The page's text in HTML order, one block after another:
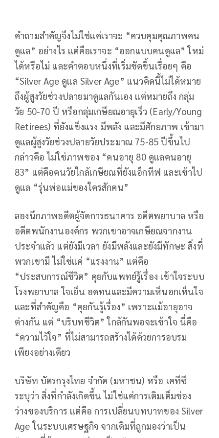
คำถามสำคัญจึงไม่ใช่แค่เราจะ “ควบคุมคุณภาพคน
ดูแล” อย่างไร แต่คือเราจะ “ออกแบบคนดูแล” ใหม่
ได้หรือไม่ และคำตอบหนึ่งที่เริ่มชัดขึ้นเรื่อยๆ คือ
“Silver Age ดูแล Silver Age” แนวคิดนี้ไม่ได้หมาย
ถึงผู้สูงวัยช่วงปลายมาดูแลกันเอง แต่หมายถึง กลุ่ม
วัย 50-70 ปี หรือกลุ่มเกษียณอายุเร็ว (Early/Young
Retirees) ที่ยังแข็งแรง มีพลัง และมีศักยภาพ เข้ามา
ดูแลผู้สูงวัยช่วงปลายวัยประมาณ 75-85 ปีขึ้นไป
กล่าวคือ ไม่ใช่ภาพของ “คนอายุ 80 ดูแลคนอายุ
83” แต่คือคนวัยใกล้เกษียณที่ยังแอ็กทีฟ และเข้าไป
ดูแล “รุ่นพ่อแม่ของใครสักคน”
ลองนึกภาพอดีตผู้จัดการธนาคาร อดีตพยาบาล หรือ
อดีตพนักงานองค์กร พวกเขาอาจเกษียณจากงาน
ประจำแล้ว แต่ยังมีเวลา ยังมีพลังและยังมีทักษะ สิ่งที่
พวกเขามี ไม่ใช่แค่ “แรงงาน” แต่คือ
“ประสบการณ์ชีวิต” คุยกับแพทย์รู้เรื่อง เข้าใจระบบ
โรงพยาบาล ใจเย็น อดทนและมีความเห็นอกเห็นใจ
และที่สำคัญคือ “คุยกันรู้เรื่อง” เพราะแม้อายุอาจ
ต่างกัน แต่ “บริบทชีวิต” ใกล้กันพอจะเข้าใจ นี่คือ
“ความไว้ใจ” ที่ไม่สามารถสร้างได้ด้วยการอบรม
เพียงอย่างเดียว
บริษัท บัตรกรุงไทย จำกัด (มหาชน) หรือ เคทีซี
ระบุว่า สิ่งที่กำลังเกิดขึ้น ไม่ใช่แค่การเติมเต็มช่อง
ว่างของบริการ แต่คือ การเปลี่ยนบทบาทของ Silver
Age ในระบบเศรษฐกิจ จากเดิมที่ถูกมองว่าเป็น